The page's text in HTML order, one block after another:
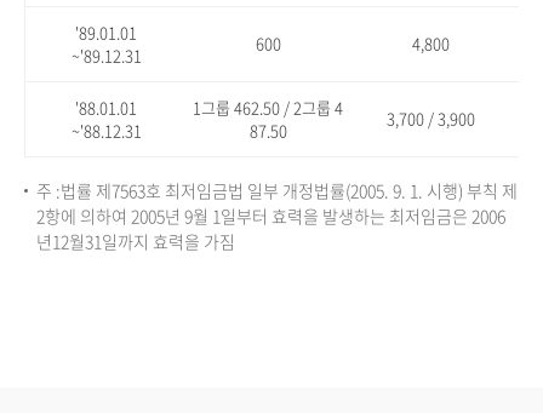
'89.01.01
~'89.12.31
600 4,800
'88.01.01
~'88.12.31
1그룹 462.50 / 2그룹 4
87.50
3,700 / 3,900
주 :법률 제7563호 최저임금법 일부 개정법률(2005. 9. 1. 시행) 부칙 제
2항에 의하여 2005년 9월 1일부터 효력을 발생하는 최저임금은 2006
년12월31일까지 효력을 가짐